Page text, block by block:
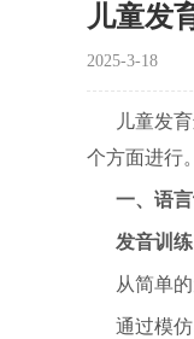
儿童发
2025-3-18
儿童发
个方面进行
一、语
发音训练
从简单
通过模